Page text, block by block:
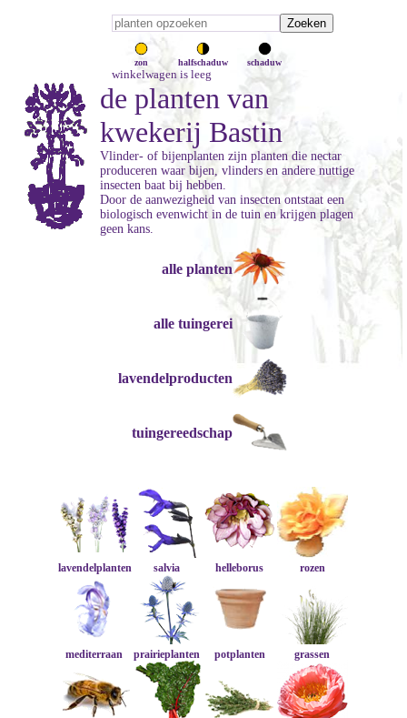
zon halfschaduw schaduw
winkelwagen is leeg
de planten van
kwekerij Bastin
Vlinder- of bijenplanten zijn planten die nectar
produceren waar bijen, vlinders en andere nuttige
insecten baat bij hebben.
Door de aanwezigheid van insecten ontstaat een
biologisch evenwicht in de tuin en krijgen plagen
geen kans.
alle planten
alle tuingerei
lavendelproducten
tuingereedschap
lavendelplanten salvia helleborus rozen
mediterraan prairieplanten potplanten grassen